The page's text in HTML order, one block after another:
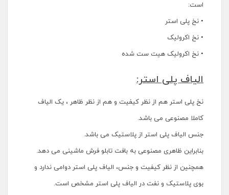
است:
• نخ پلی استر
• نخ اکرولیک
• نخ اکرولیک هیت ست شده
الیاف پلی استر:
نخ پلی استر هم از نظر کیفیت و هم از نظر ظاهر ، یک الیاف
کاملا مصنوعی می باشد.
جنس الیاف پلی استر از پلاستیک می باشد.
بنابراین ظاهری مصنوعی به بافت تابلو فرش ماشینی می دهد.
همچنین از نظر کیفیت و جنس، الیاف پلی استر دوامی ندارد و
بوی پلاستیک و نفت در الیاف پلی استر مشخص است.